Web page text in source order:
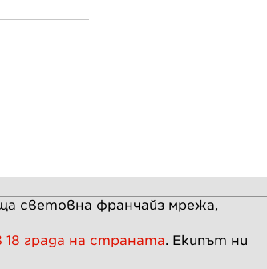
световна франчайз мрежа,
18 града на страната. Екипът ни